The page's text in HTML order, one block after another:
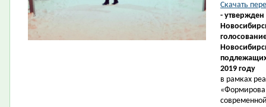
Скачать
- утвержден
подлежащих
2019 году
в рамках